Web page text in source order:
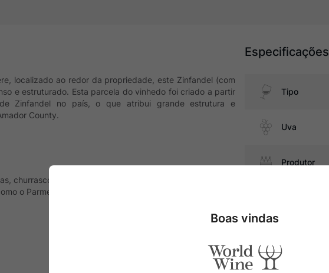
localizado ao redor da propriedade, este Zinfandel (com
e estruturado. Esta parcela do vinhedo foi criado a partir
Zinfandel no país, o que atribui grande estrutura e
County.
churrasco, carnes de cordeiro, massas com molho de
o Parmesão.
Especificações
Tipo
Uva
Produtor
Boas vindas